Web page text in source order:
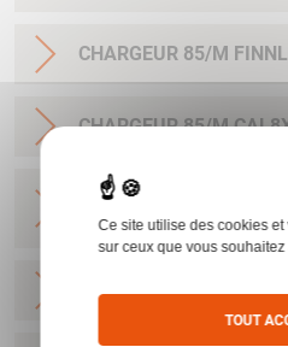
CHARGEUR 85/M
CHARGEUR 85/M
CHARGEUR SAKO
300WIN 4CPS
CHARGEUR A7/S CAL
Ce site utilise des cookies
sur ceux que vous souhaitez
TOUT